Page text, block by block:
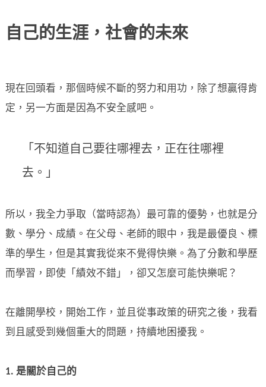
自己的生涯，社會的未來
現在回頭看，那個時候不斷的努力和用功，除了想贏得肯
定，另一方面是因為不安全感吧。
「不知道自己要往哪裡去，正在往哪裡
去。」
所以，我全力爭取（當時認為）最可靠的優勢，也就是分
數、學分、成績。在父母、老師的眼中，我是最優良、標
準的學生，但是其實我從來不覺得快樂。為了分數和學歷
而學習，即使「績效不錯」，卻又怎麼可能快樂呢？
在離開學校，開始工作，並且從事政策的研究之後，我看
到且感受到幾個重大的問題，持續地困擾我。
1. 是關於自己的